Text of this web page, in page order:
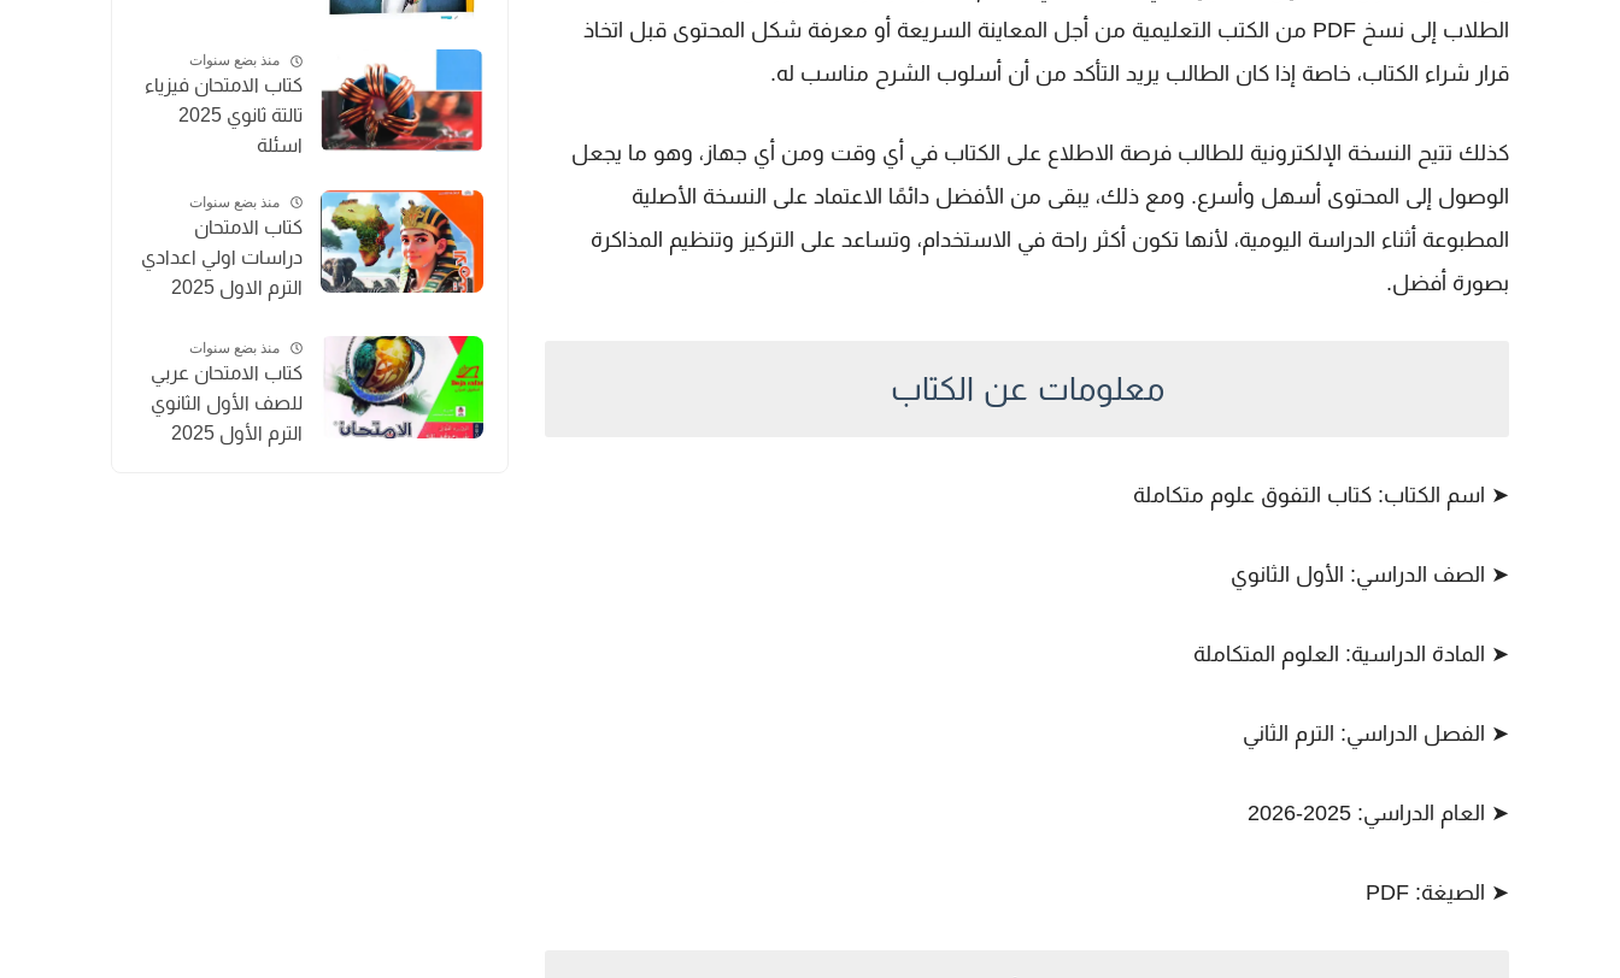
الطلاب إلى نسخ PDF من الكتب التعليمية من أجل المعاينة السريعة أو معرفة شكل المحتوى قبل اتخاذ
قرار شراء الكتاب، خاصة إذا كان الطالب يريد التأكد من أن أسلوب الشرح مناسب له.
كذلك تتيح النسخة الإلكترونية للطالب فرصة الاطلاع على الكتاب في أي وقت ومن أي جهاز، وهو ما يجعل
الوصول إلى المحتوى أسهل وأسرع. ومع ذلك، يبقى من الأفضل دائمًا الاعتماد على النسخة الأصلية
المطبوعة أثناء الدراسة اليومية، لأنها تكون أكثر راحة في الاستخدام، وتساعد على التركيز وتنظيم المذاكرة
بصورة أفضل.
معلومات عن الكتاب
➤ اسم الكتاب: كتاب التفوق علوم متكاملة
➤ الصف الدراسي: الأول الثانوي
➤ المادة الدراسية: العلوم المتكاملة
➤ الفصل الدراسي: الترم الثاني
➤ العام الدراسي: 2025-2026
➤ الصيغة: PDF
منذ بضع سنوات
كتاب الامتحان فيزياء
تالتة ثانوي 2025
اسئلة
منذ بضع سنوات
كتاب الامتحان
دراسات اولي اعدادي
الترم الاول 2025
منذ بضع سنوات
كتاب الامتحان عربي
للصف الأول الثانوي
الترم الأول 2025